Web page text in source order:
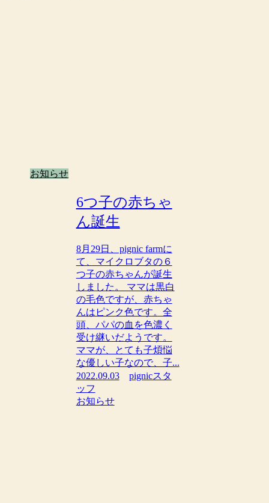
お知らせ
6つ子の赤ちゃ
ん誕生
8月29日、pignic farmに
て、マイクロブタの６
つ子の赤ちゃんが誕生
しました。 ママは黒白
の毛色ですが、赤ちゃ
んはピンク色です。全
頭、パパの血を色濃く
受け継いだようです。
ママが、とても子煩悩
な優しい子なので、子...
2022.09.03
pignicスタ
ッフ
お知らせ